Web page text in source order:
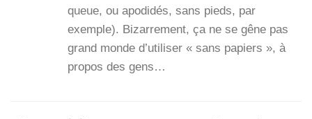
queue, ou apo­di­dés, sans pieds, par
exemple). Bizar­re­ment, ça ne se gêne pas
grand monde d’utiliser « sans papiers », à
pro­pos des gens…